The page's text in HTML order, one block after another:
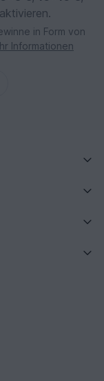
in Form von
Informationen